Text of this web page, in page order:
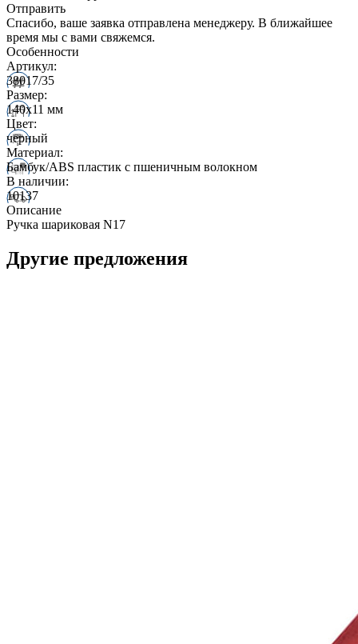
Отправить
Спасибо, ваше заявка отправлена менеджеру. В ближайшее
время мы с вами свяжемся.
Особенности
Артикул:
38017/35
Размер:
140x11 мм
Цвет:
черный
Материал:
Бамбук/ABS пластик с пшеничным волокном
В наличии:
10137
Описание
Ручка шариковая N17
Другие предложения